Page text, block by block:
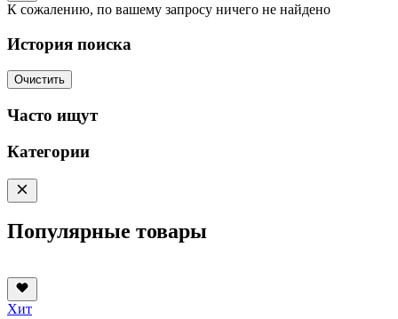
К сожалению, по вашему запросу ничего не найдено
История поиска
Очистить
Часто ищут
Категории
Популярные товары
Хит